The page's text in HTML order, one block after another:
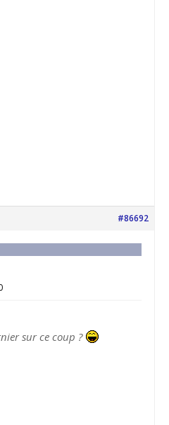
#86692
sur ce coup ?